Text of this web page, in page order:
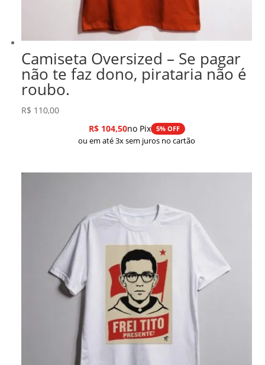
Camiseta Oversized – Se pagar
não te faz dono, pirataria não é
roubo.
R$ 110,00
R$104,50no Pix 5% OFF
ou em até 3x sem juros no cartão